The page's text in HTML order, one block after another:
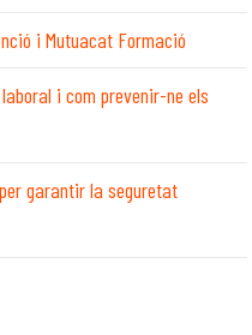
i Mutuacat Formació
i com prevenir-ne els
garantir la seguretat